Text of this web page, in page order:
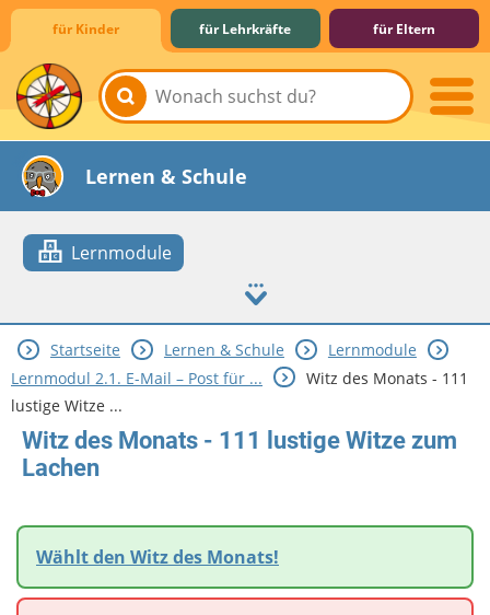
für Kinder für Lehrkräfte für Eltern
Lernen & Schule
Lernmodule
Hobby & Freizeit
Spiel & Spaß
Mitreden & Mitmachen
Startseite Lernen & Schule
Lernmodule
Lernmodul 2.1. E-Mail – Post für ...
Witz des Monats - 111
lustige Witze ...
Witz des Monats - 111 lustige Witze zum
Lachen
Wählt den Witz des Monats!